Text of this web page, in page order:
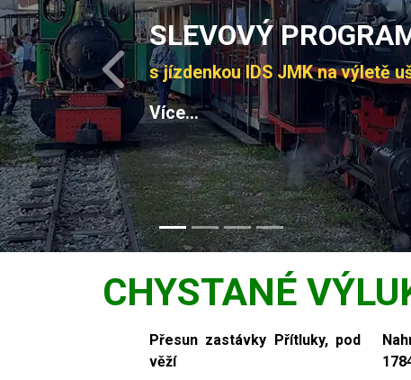
SLEVOVÝ
s jízdenkou IDS JMK na výletě
Více...
Previous
CHYSTANÉ
Slide 1 of 6
Přesun zastávky Přítluky, pod
věží